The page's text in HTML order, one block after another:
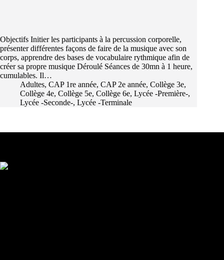
Objectifs Initier les participants à la percussion corporelle,
présenter différentes façons de faire de la musique avec son
corps, apprendre des bases de vocabulaire rythmique afin de
créer sa propre musique Déroulé Séances de 30mn à 1 heure,
cumulables. Il…
Adultes, CAP 1re année, CAP 2e année, Collège 3e,
Collège 4e, Collège 5e, Collège 6e, Lycée -Première-,
Lycée -Seconde-, Lycée -Terminale